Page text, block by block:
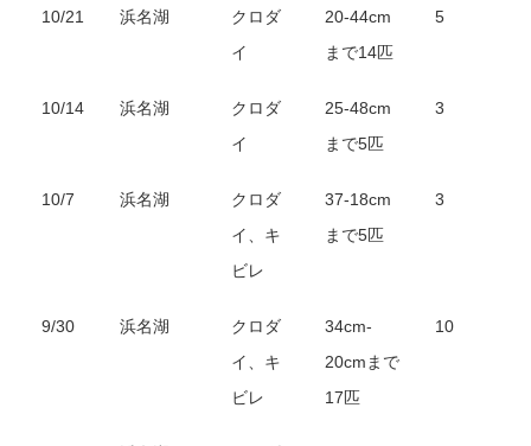
10/21 浜名湖
クロダ
イ
20-44cm
まで14匹
5
10/14 浜名湖
クロダ
イ
25-48cm
まで5匹
3
10/7 浜名湖
クロダ
イ、キ
ビレ
37-18cm
まで5匹
3
9/30 浜名湖
クロダ
イ、キ
ビレ
34cm-
20cmまで
17匹
10